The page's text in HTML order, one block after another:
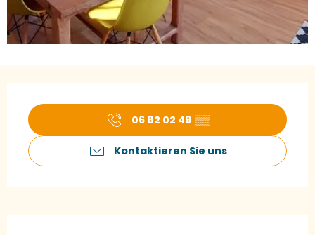
06 82 02 49 ▒▒
Kontaktieren Sie uns